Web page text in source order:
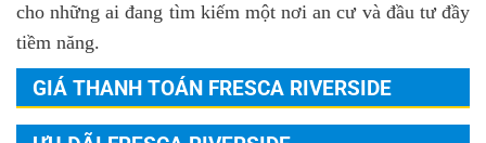
cho những ai đang tìm kiếm một nơi an cư và đầu tư đầy
tiềm năng.
GIÁ THANH TOÁN FRESCA RIVERSIDE